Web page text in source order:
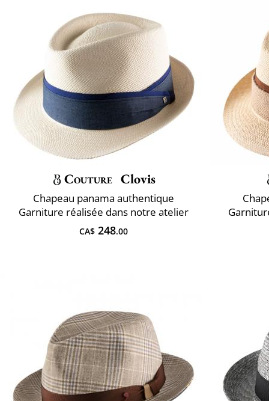
Couture Clovis
Chapeau panama authentique
Garniture réalisée dans notre atelier
CA$ 248.00